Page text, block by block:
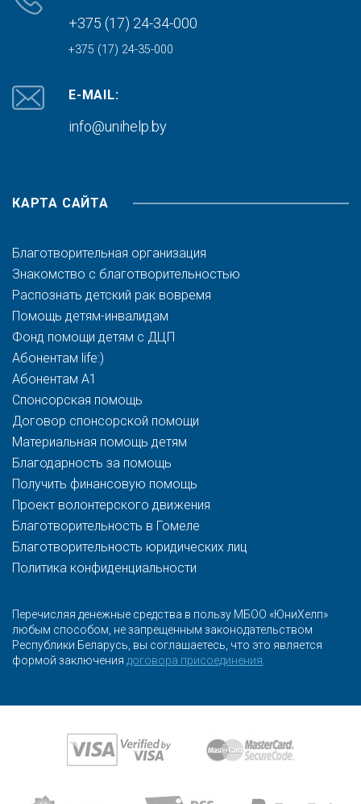
+375 (17) 24-34-000
+375 (17) 24-35-000
E-MAIL:
info@unihelp.by
КАРТА САЙТА
Благотворительная организация
Знакомство с благотворительностью
Распознать детский рак вовремя
Помощь детям-инвалидам
Фонд помощи детям с ДЦП
Абонентам life:)
Абонентам A1
Спонсорская помощь
Договор спонсорской помощи
Материальная помощь детям
Благодарность за помощь
Получить финансовую помощь
Проект волонтерского движения
Благотворительность в Гомеле
Благотворительность юридических лиц
Политика конфиденциальности
Перечисляя денежные средства в пользу МБОО «ЮниХелп»
любым способом, не запрещенным законодательством
Республики Беларусь, вы соглашаетесь, что это является
формой заключения договора присоединения